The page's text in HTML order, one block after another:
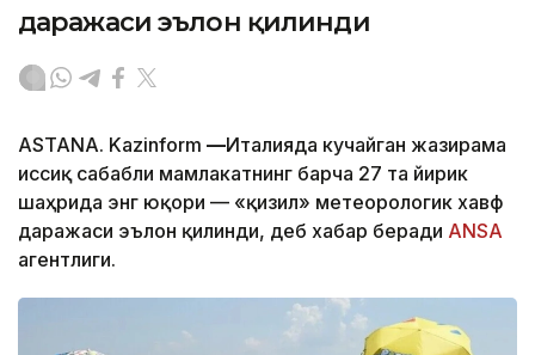
даражаси эълон қилинди
ASTANA. Kazinform —Италияда кучайган жазирама
иссиқ сабабли мамлакатнинг барча 27 та йирик
шаҳрида энг юқори — «қизил» метеорологик хавф
даражаси эълон қилинди, деб хабар беради ANSA
агентлиги.